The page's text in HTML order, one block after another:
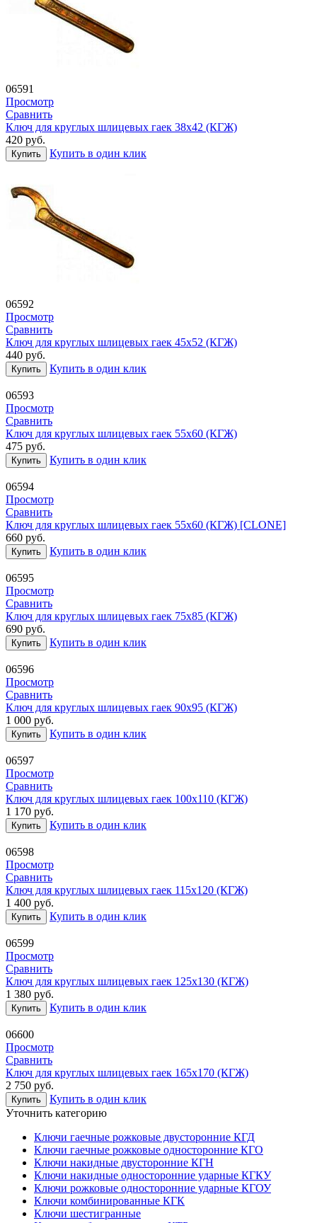
06591
Просмотр
Сравнить
Ключ для круглых шлицевых гаек 38х42 (КГЖ)
420 руб.
Купить Купить в один клик
06592
Просмотр
Сравнить
Ключ для круглых шлицевых гаек 45х52 (КГЖ)
440 руб.
Купить Купить в один клик
06593
Просмотр
Сравнить
Ключ для круглых шлицевых гаек 55х60 (КГЖ)
475 руб.
Купить Купить в один клик
06594
Просмотр
Сравнить
Ключ для круглых шлицевых гаек 55х60 (КГЖ) [CLONE]
660 руб.
Купить Купить в один клик
06595
Просмотр
Сравнить
Ключ для круглых шлицевых гаек 75х85 (КГЖ)
690 руб.
Купить Купить в один клик
06596
Просмотр
Сравнить
Ключ для круглых шлицевых гаек 90х95 (КГЖ)
1 000 руб.
Купить Купить в один клик
06597
Просмотр
Сравнить
Ключ для круглых шлицевых гаек 100х110 (КГЖ)
1 170 руб.
Купить Купить в один клик
06598
Просмотр
Сравнить
Ключ для круглых шлицевых гаек 115х120 (КГЖ)
1 400 руб.
Купить Купить в один клик
06599
Просмотр
Сравнить
Ключ для круглых шлицевых гаек 125х130 (КГЖ)
1 380 руб.
Купить Купить в один клик
06600
Просмотр
Сравнить
Ключ для круглых шлицевых гаек 165х170 (КГЖ)
2 750 руб.
Купить
Купить в один клик
Уточнить категорию
Ключи гаечные рожковые двусторонние КГД
Ключи гаечные рожковые односторонние КГО
Ключи накидные двусторонние КГН
Ключи накидные односторонние ударные КГКУ
Ключи рожковые односторонние ударные КГОУ
Ключи комбинированные КГК
Ключи шестигранные